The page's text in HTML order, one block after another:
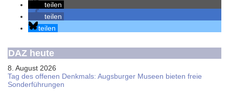
teilen
teilen
teilen
DAZ heute
8. August 2026
Tag des offenen Denkmals: Augsburger Museen bieten freie
Sonderführungen